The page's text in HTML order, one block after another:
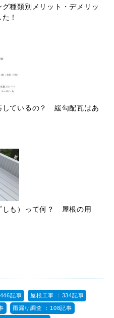
グ種類別メリット・デメリッ
！
しているの？ 緩勾配瓦はあ
しも）って何？ 屋根の用
記事 屋根工事 ：334記事
雨漏り調査 ：108記事